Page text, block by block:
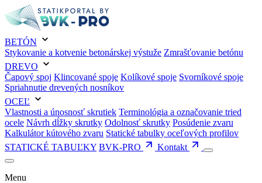
BETÓN
Stykovanie a kotvenie betonárskej výstuže Zmrašťovanie betónu
DREVO
Čapový spoj Klincované spoje Kolíkové spoje Svorníkové spoje
Spriahnutie drevených nosníkov
OCEĽ
Vlastnosti a únosnosť skrutiek Terminológia a označovanie tried
ocele Návrh dĺžky skrutky Odolnosť skrutky Posúdenie zvaru
Kalkulátor kútového zvaru Statické tabulky oceľových profilov
STATICKÉ TABUĽKY BVK-PRO Kontakt
Menu